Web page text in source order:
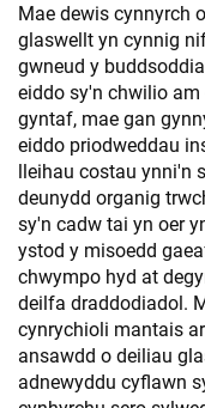
Mae dewis cynnyrch
glaswellt yn cynnig
gwneud y
eiddo sy'n chwilio
gyntaf, mae gan
eiddo priodweddau
lleihau costau ynni'n
deunydd organig
sy'n cadw tai yn oer
ystod y misoedd
chwympo hyd at
deilfa draddodiadol.
cynrychioli mantais
ansawdd o deiliau
adnewyddu cyflawn